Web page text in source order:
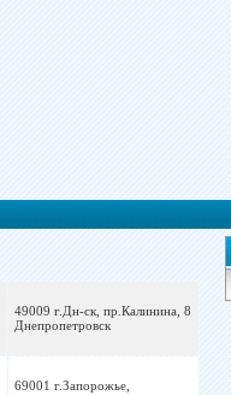
49009 г.Дн-ск, пр.Калинина, 8
Днепропетровск
69001 г.Запорожье,